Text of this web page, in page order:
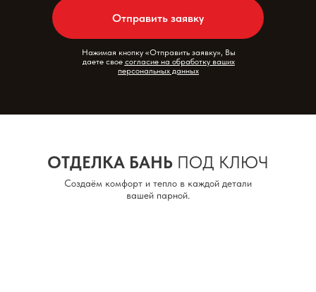
Отправить заявку
Нажимая кнопку «Отправить заявку», Вы
даете свое согласие на обработку ваших
персональных данных
ОТДЕЛКА БАНЬ ПОД КЛЮЧ
Создаём комфорт и тепло в каждой детали
вашей парной.